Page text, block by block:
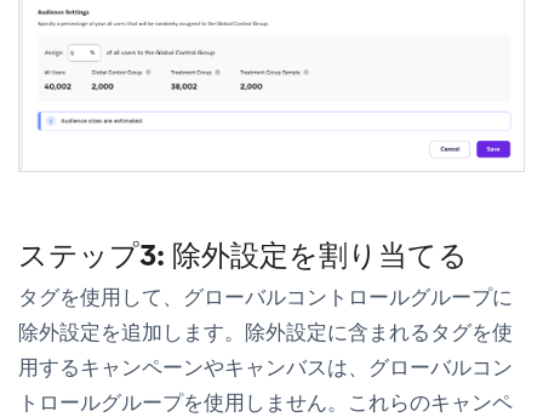
ステップ3: 除外設定を割り当てる
タグを使用して、グローバルコントロールグループに
除外設定を追加します。除外設定に含まれるタグを使
用するキャンペーンやキャンバスは、グローバルコン
トロールグループを使用しません。これらのキャンペ